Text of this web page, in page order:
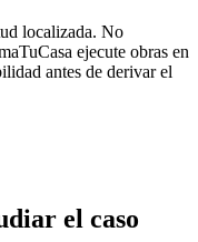
localizada. No
ejecute obras en
antes de derivar el
el caso